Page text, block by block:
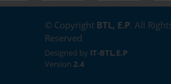
© Copyright BTL, E.P. All
Reserved
Designed by IT-BTL,E.P
Version 2.4